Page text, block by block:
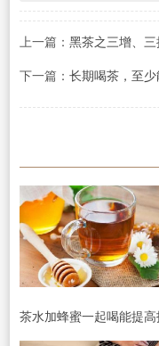
上一篇： 黑茶之三增、
下一篇： 长期喝茶，至少